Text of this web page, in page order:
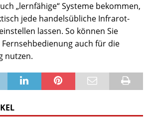
„lernfähige“ Systeme bekommen,
jede handelsübliche Infrarot-
lassen. So können Sie
auch für die
nutzen.